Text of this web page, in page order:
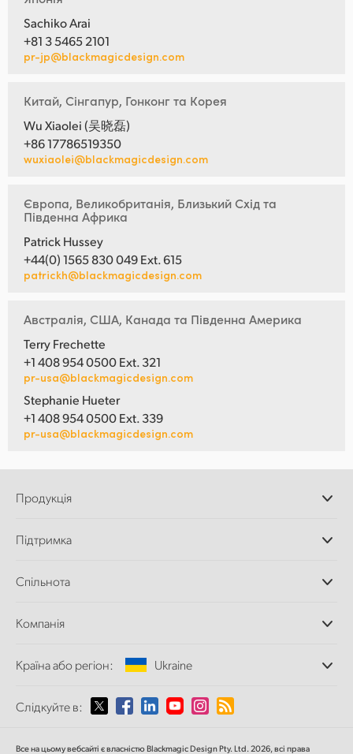
Sachiko Arai
+81 3 5465 2101
pr-jp@blackmagicdesign.com
Китай, Сінгапур, Гонконг та Корея
Wu Xiaolei (吴晓磊)
+86 17786519350
wuxiaolei@blackmagicdesign.com
Європа, Великобританія, Близький Схід та
Південна Африка
Patrick Hussey
+44(0) 1565 830 049 Ext. 615
patrickh@blackmagicdesign.com
Австралія, США, Канада та Південна Америка
Terry Frechette
+1 408 954 0500 Ext. 321
pr-usa@blackmagicdesign.com
Stephanie Hueter
+1 408 954 0500 Ext. 339
pr-usa@blackmagicdesign.com
Продукція
Додатки DaVinci
Відеомікшери ATEM
Дискові рекордери
та відтворення
Перетворення форматів
Мовні конвертери
Підтримка
Центр підтримки
Спільнота
Компанія
Про нас
Медіа
Країна або регіон: Ukraine
Виберіть вашу країну або регіон
Слідкуйте в:
Все на цьому вебсайті є власністю Blackmagic Design Pty. Ltd. 2026, всі права